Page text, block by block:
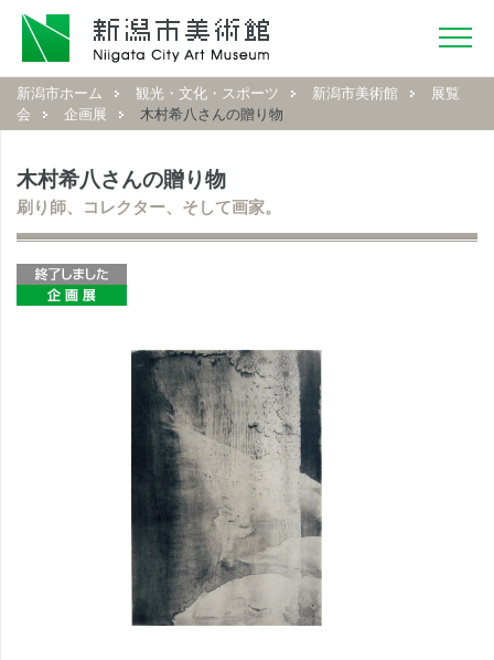
新潟市ホーム 観光・文化・スポーツ 新潟市美術館
展覧
会
企画展 木村希八さんの贈り物
木村希八さんの贈り物
刷り師、コレクター、そして画家。